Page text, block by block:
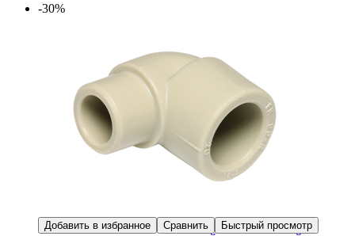
-30%
Добавить в избранное Сравнить Быстрый просмотр